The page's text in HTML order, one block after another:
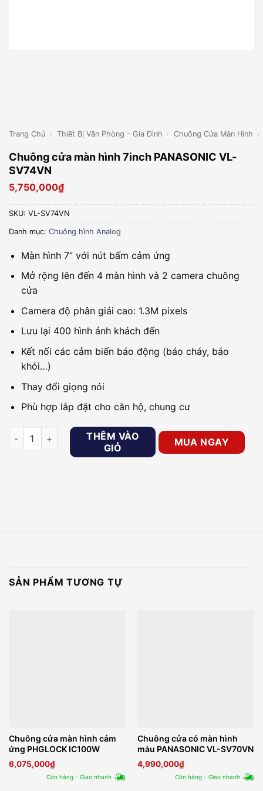
Trang Chủ › Thiết Bị Văn Phòng - Gia Đình › Chuông Cửa Màn Hình ›
Chuông cửa màn hình 7inch PANASONIC VL-
SV74VN
5,750,000₫
SKU: VL-SV74VN
Danh mục: Chuông hình Analog
Màn hình 7” với nút bấm cảm ứng
Mở rộng lên đến 4 màn hình và 2 camera chuông
cửa
Camera độ phân giải cao: 1.3M pixels
Lưu lại 400 hình ảnh khách đến
Kết nối các cảm biến báo động (báo cháy, báo
khói…)
Thay đổi giọng nói
Phù hợp lắp đặt cho căn hộ, chung cư
Chuông cửa màn hình 7inch PANASONIC VL-SV74VN số
THÊM VÀO
GIỎ
MUA NGAY
SẢN PHẨM TƯƠNG TỰ
Chuông cửa màn hình cảm
ứng PHGLOCK IC100W
6,075,000₫
Còn hàng - Giao nhanh
Chuông cửa có màn hình
màu PANASONIC VL-SV70VN
4,990,000₫
Còn hàng - Giao nhanh